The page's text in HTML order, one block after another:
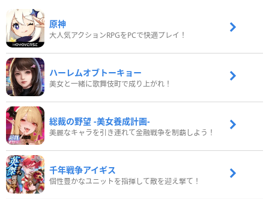
原神
大人気アクションRPGをPCで快適プレイ！
ハーレムオブトーキョー
美女と一緒に歌舞伎町で成り上がれ！
総裁の野望 -美女養成計画-
美麗なキャラを引き連れて金融戦争を制覇しよう！
千年戦争アイギス
個性豊かなユニットを指揮して敵を迎え撃て！